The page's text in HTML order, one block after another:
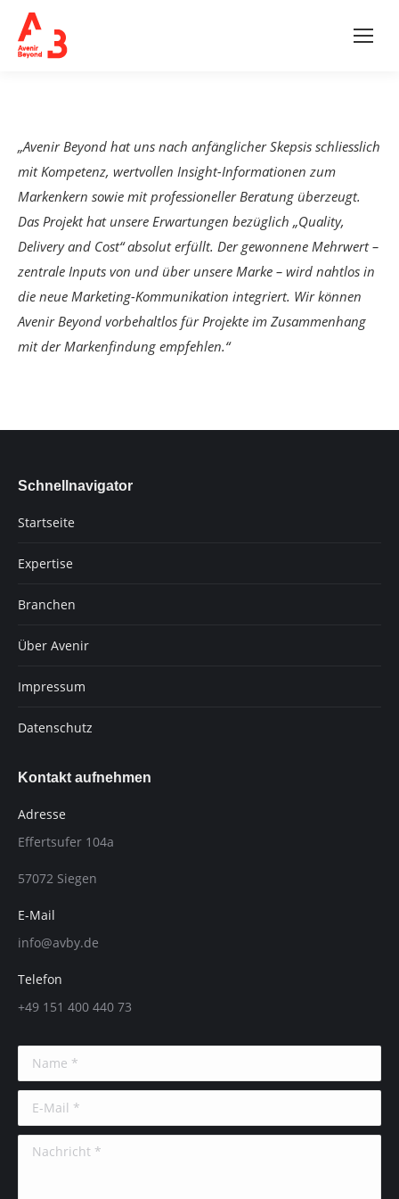
„Avenir Beyond hat uns nach anfänglicher Skepsis schliesslich
mit Kompetenz, wertvollen Insight-Informationen zum
Markenkern sowie mit professioneller Beratung überzeugt.
Das Projekt hat unsere Erwartungen bezüglich „Quality,
Delivery and Cost“ absolut erfüllt. Der gewonnene Mehrwert –
zentrale Inputs von und über unsere Marke – wird nahtlos in
die neue Marketing-Kommunikation integriert. Wir können
Avenir Beyond vorbehaltlos für Projekte im Zusammenhang
mit der Markenfindung empfehlen.“
Schnellnavigator
Startseite
Expertise
Branchen
Über Avenir
Impressum
Datenschutz
Kontakt aufnehmen
Adresse
Effertsufer 104a
57072 Siegen
E-Mail
info@avby.de
Telefon
+49 151 400 440 73
Name *
E-Mail *
Nachricht *